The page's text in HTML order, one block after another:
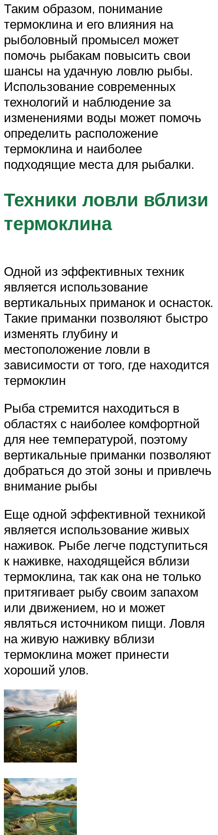
Таким образом, понимание
термоклина и его влияния на
рыболовный промысел может
помочь рыбакам повысить свои
шансы на удачную ловлю рыбы.
Использование современных
технологий и наблюдение за
изменениями воды может помочь
определить расположение
термоклина и наиболее
подходящие места для рыбалки.
Техники ловли вблизи
термоклина
Одной из эффективных техник
является использование
вертикальных приманок и оснасток.
Такие приманки позволяют быстро
изменять глубину и
местоположение ловли в
зависимости от того, где находится
термоклин
Рыба стремится находиться в
областях с наиболее комфортной
для нее температурой, поэтому
вертикальные приманки позволяют
добраться до этой зоны и привлечь
внимание рыбы
Еще одной эффективной техникой
является использование живых
наживок. Рыбе легче подступиться
к наживке, находящейся вблизи
термоклина, так как она не только
притягивает рыбу своим запахом
или движением, но и может
являться источником пищи. Ловля
на живую наживку вблизи
термоклина может принести
хороший улов.